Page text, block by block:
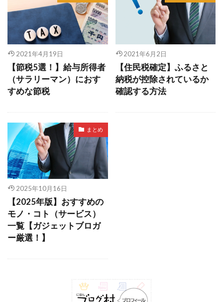
2021年4月19日
【節税5選！】給与所得者
（サラリーマン）におす
すめな節税
2021年6月2日
【住民税確定】ふるさと
納税が控除されているか
確認する方法
まとめ
2025年10月16日
【2025年版】おすすめの
モノ・コト（サービス）
一覧【ガジェットブロガ
ー厳選！】